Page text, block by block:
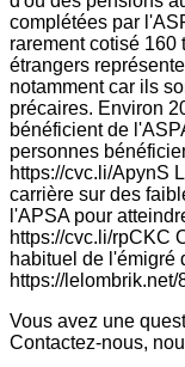
complétées par
rarement cotisé 160
étrangers
notamment car ils
précaires. Environ
bénéficient de
personnes
https://cvc.li/ApynS
carrière sur des
l'APSA pour
https://cvc.li/rpCKC
habituel de l'émigré
https://lelombrik.net/
Vous avez une
Contactez-nous,